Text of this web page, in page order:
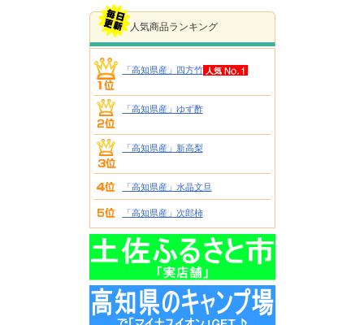
人気商品ランキング
「高知県産」四方竹
「高知県産」ゆず酢
「高知県産」新高梨
「高知県産」水晶文旦
「高知県産」次郎柿